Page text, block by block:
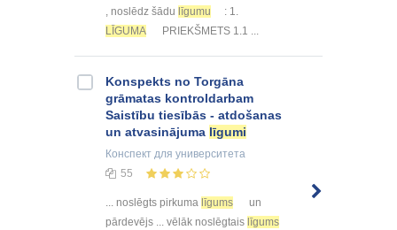
, noslēdz šādu līgumu
: 1.
LĪGUMA
PRIEKŠMETS 1.1 ...
Konspekts no Torgāna
grāmatas kontroldarbam
Saistību tiesībās - atdošanas
un atvasinājuma līgumi
Конспект для университета
55
... noslēgts pirkuma līgums
un
pārdevējs ... vēlāk noslēgtais līgums